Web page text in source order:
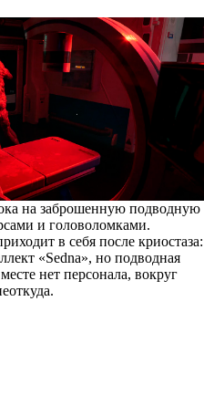
на заброшенную подводную
и головоломками.
в себя после криостаза:
«Sedna», но подводная
нет персонала, вокруг